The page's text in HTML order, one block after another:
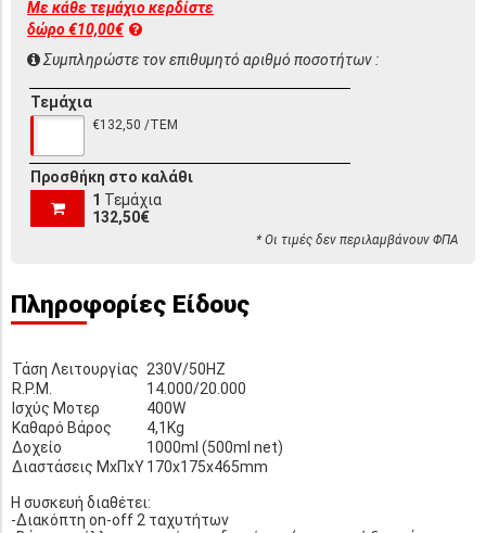
Με κάθε τεμάχιο κερδίστε
δώρο €10,00€
Συμπληρώστε τον επιθυμητό αριθμό ποσοτήτων :
Τεμάχια
€132,50 /ΤΕΜ
Προσθήκη στο καλάθι
1 Τεμάχια
132,50€
* Οι τιμές δεν περιλαμβάνουν ΦΠΑ
Πληροφορίες Είδους
Τάση Λειτουργίας 230V/50HZ
R.P.M.
14.000/20.000
Ισχύς Μοτερ
400W
Καθαρό Βάρος
4,1Kg
Δοχείο
1000ml (500ml net)
Διαστάσεις ΜxΠxΥ170x175x465mm
Η συσκευή διαθέτει:
-Διακόπτη on-off 2 ταχυτήτων